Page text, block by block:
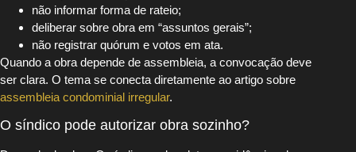
não informar forma de rateio;
deliberar sobre obra em “assuntos gerais”;
não registrar quórum e votos em ata.
Quando a obra depende de assembleia, a convocação deve
ser clara. O tema se conecta diretamente ao artigo sobre
assembleia condominial irregular.
O síndico pode autorizar obra sozinho?